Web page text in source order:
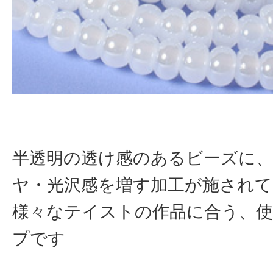
半透明の透け感のあるビーズに
ヤ・光沢感を増す加工が施され
様々なテイストの作品に合う、
プです